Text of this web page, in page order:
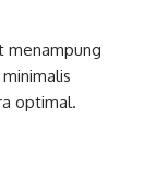
menampung
optimal.